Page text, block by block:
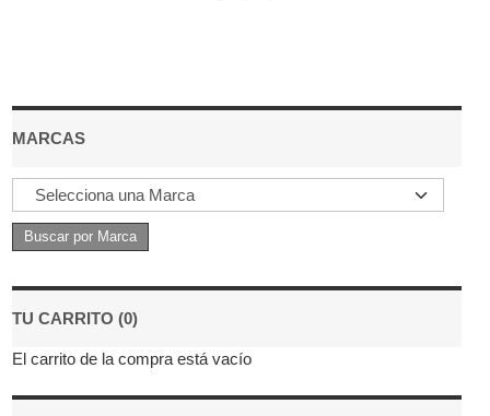
MARCAS
TU CARRITO (0)
El carrito de la compra está vacío